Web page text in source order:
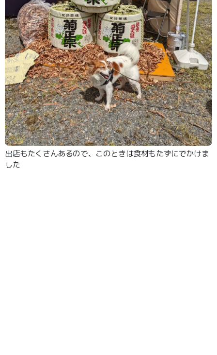
出店もたくさんあるので、このときは食材もたずにでかけま
した